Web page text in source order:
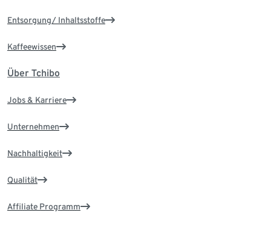
Entsorgung/ Inhaltsstoffe
Kaffeewissen
Über Tchibo
Jobs & Karriere
Unternehmen
Nachhaltigkeit
Qualität
Affiliate Programm